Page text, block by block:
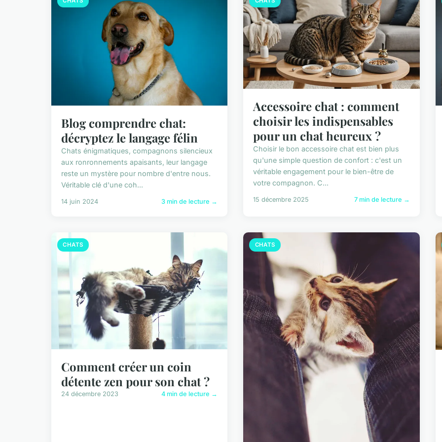
Blog comprendre chat:
décryptez le langage félin
Chats énigmatiques, compagnons silencieux
aux ronronnements apaisants, leur langage
reste un mystère pour nombre d'entre nous.
Véritable clé d'une coh...
14 juin 2024 3 min de lecture →
Accessoire chat : comment
choisir les indispensables
pour un chat heureux ?
Choisir le bon accessoire chat est bien plus
qu'une simple question de confort : c'est un
véritable engagement pour le bien-être de
votre compagnon. C...
15 décembre 2025 7 min de lecture →
CHATS
Comment créer un coin
détente zen pour son chat ?
24 décembre 2023 4 min de lecture →
CHATS